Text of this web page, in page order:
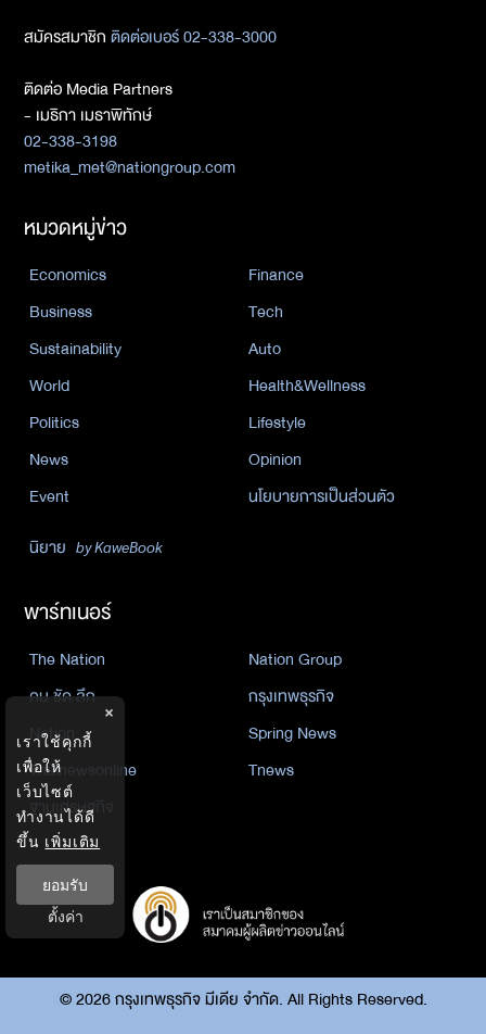
สมัครสมาชิกติดต่อเบอร์ 02-338-3000
ติดต่อ Media Partners
- เมธิกา เมธาพิทักษ์
02-338-3198
metika_met@nationgroup.com
หมวดหมู่ข่าว
Economics
Finance
Business
Tech
Sustainability
Auto
World
Health&Wellness
Politics
Lifestyle
News
Opinion
Event
นโยบายการเป็นส่วนตัว
นิยาย by KaweBook
พาร์ทเนอร์
The Nation
Nation Group
คม ชัด ลึก
กรุงเทพธุรกิจ
Nation
Spring News
Thainewsonline
Tnews
ฐานเศรษฐกิจ
©2026กรุงเทพธุรกิจ มีเดีย จำกัด. All Rights Reserved.
×
เราใช้คุกกี้
เพื่อให้
เว็บไซต์
ทำงานได้ดี
ขึ้น เพิ่มเติม
ยอมรับ
ตั้งค่า